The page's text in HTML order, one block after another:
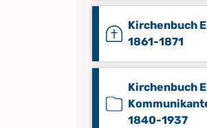
Kirchenbuch
1861-1871
Kirchenbuch
1840-1937